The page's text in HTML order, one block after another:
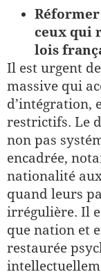
ceux qui
lois
Il est urgent
massive qui
d’intégration,
restrictifs. Le
non pas
encadrée,
nationalité
quand leurs
irrégulière. Il
que nation et
restaurée